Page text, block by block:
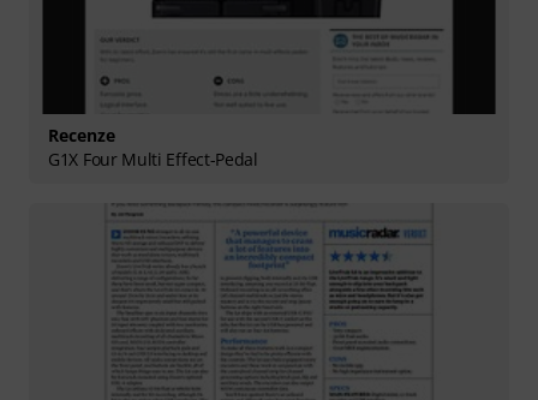
Recenze
G1X Four Multi Effect-Pedal